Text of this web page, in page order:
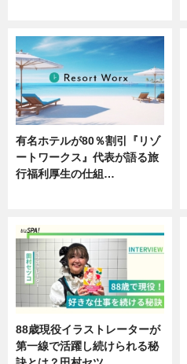
有名ホテルが80％割引『リゾ
ートワークス』代表が語る旅
行福利厚生の仕組…
88歳現役イラストレーターが
第一線で活躍し続けられる秘